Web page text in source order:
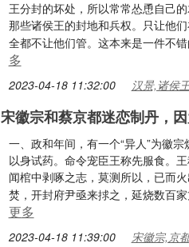
王分封的坏处，所以常常怂恿自己
那些诸侯王的封地和兵权。只让他
全都不让他们管。这本来是一件不
多
2023-04-18 11:32:00 汉景,诸侯
宋徽宗和蔡京都迷恋制丹，
一、政和年间，有一个“异人”为徽
以身试药。命令宠臣王称先服食。
闻棺中剥啄之志，莫测所以，已而
焚，开封府尹亟来捄之，延烧数百
更多
2023-04-18 11:39:00 宋徽宗,京